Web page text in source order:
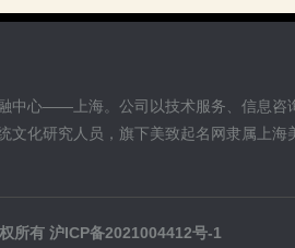
中心——上海。公司以技术服务、信息咨
文化研究人员，旗下美致起名网隶属上海
所有 沪ICP备2021004412号-1